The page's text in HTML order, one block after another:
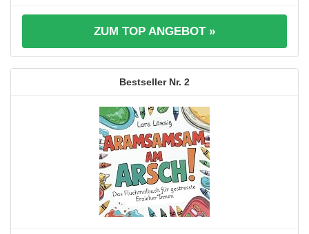
ZUM TOP ANGEBOT »
2